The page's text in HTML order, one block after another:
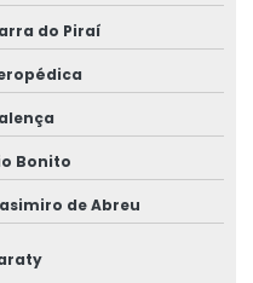
Produtos
Comerciais
De Produtos
Produtos
do Piraí
Bonito
de Abreu